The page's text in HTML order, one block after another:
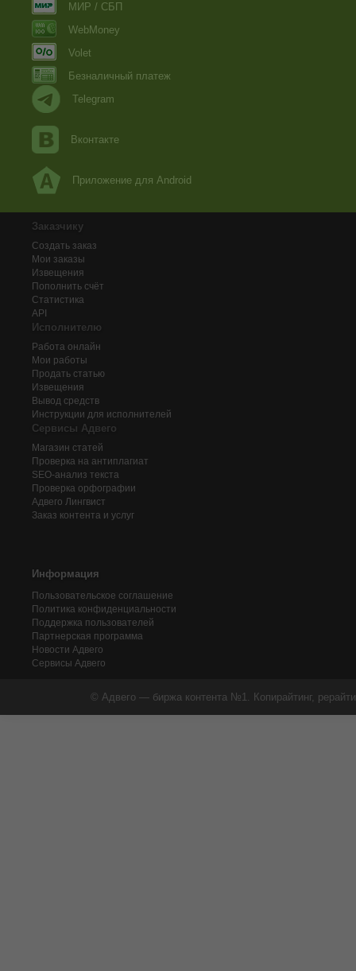
МИР / СБП
WebMoney
Volet
Безналичный платеж
Telegram
Вконтакте
Приложение для Android
Заказчику
Создать заказ
Мои заказы
Извещения
Пополнить счёт
Статистика
API
Исполнителю
Работа онлайн
Мои работы
Продать статью
Извещения
Вывод средств
Инструкции для исполнителей
Сервисы Адвего
Магазин статей
Проверка на антиплагиат
SEO-анализ текста
Проверка орфографии
Адвего Лингвист
Заказ контента и услуг
Информация
Пользовательское соглашение
Политика конфиденциальности
Поддержка пользователей
Партнерская программа
Новости Адвего
Сервисы Адвего
© Адвего — биржа контента №1. Копирайтинг,